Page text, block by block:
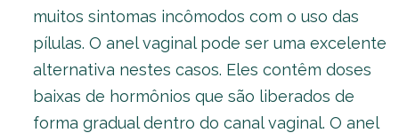
muitos sintomas incômodos com o uso das
pílulas. O anel vaginal pode ser uma excelente
alternativa nestes casos. Eles contêm doses
baixas de hormônios que são liberados de
forma gradual dentro do canal vaginal. O anel